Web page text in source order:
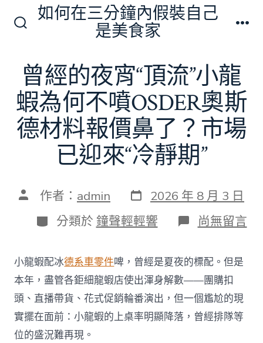
切
換
開
關
如何在三分鐘內假裝自己
是美食家
曾經的夜宵“頂流”小龍
蝦為何不噴OSDER奧斯
德材料報價鼻了？市場
已迎來“冷靜期”
文 作者： admin 發
表
日
期
2026 年 8 月 3 日
分
類
分類於 鐘聲輕輕響 在
〈曾
的
夜
宵
“頂
流”
小
龍
尚無留言
小龍蝦配冰德系車零件啤，曾經是夏夜的標配。但是
本年，盡管各鉅細龍蝦店使出渾身解數——團購扣
頭、直播帶貨、花式促銷輪番演出，但一個尷尬的現
實擺在面前：小龍蝦的上桌率明顯降落，曾經排隊等
位的盛況難再現。